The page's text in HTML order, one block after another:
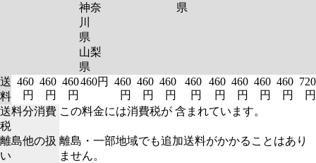
神奈
川
県
山梨
県
県
送
料
460
円
460
円
460
円
460円
460
円
460
円
460
円
460
円
460
円
460
円
460
円
460
円
720
円
送料分消費
税
この料金には消費税が 含まれています。
離島他の扱
い
離島・一部地域でも追加送料がかかることはあり
ません。